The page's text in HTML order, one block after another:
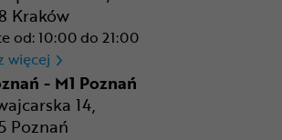
Kraków
od: 10:00 do 21:00
więcej CR Kraków - Solvay Park
- M1 Poznań
14,
Poznań